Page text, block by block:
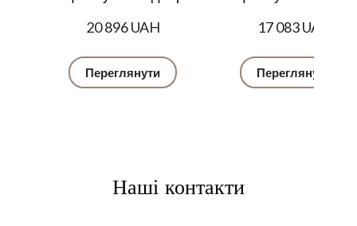
20 896 UAH
Переглянути
17 083 UAH
Переглянути
Наші контакти